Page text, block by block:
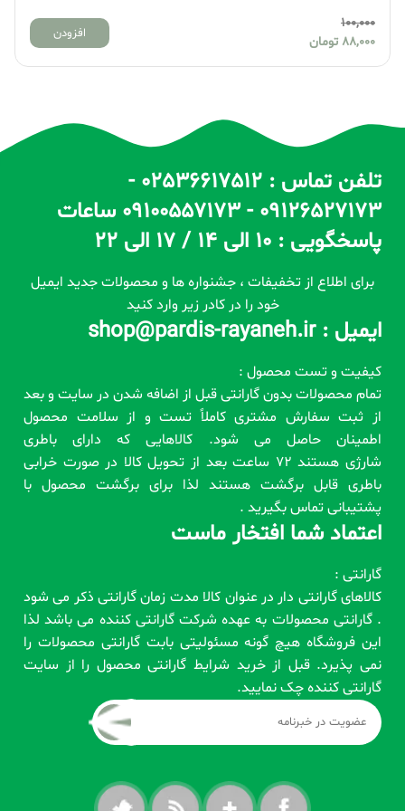
100,000
88,000 تومان
افزودن
تلفن تماس : 02536617512 -
09126527173 - 09100557173 ساعات
پاسخگویی : 10 الی 14 / 17 الی 22
برای اطلاع از تخفیفات ، جشنواره ها و محصولات جدید ایمیل
خود را در کادر زیر وارد کنید
ایمیل : shop@pardis-rayaneh.ir
کیفیت و تست محصول :
تمام محصولات بدون گارانتی قبل از اضافه شدن در سایت و بعد
از ثبت سفارش مشتری کاملاً تست و از سلامت محصول
اطمینان حاصل می شود. کالاهایی که دارای باطری
شارژی هستند 72 ساعت بعد از تحویل کالا در صورت خرابی
باطری قابل برگشت هستند لذا برای برگشت محصول با
پشتیبانی تماس بگیرید .
اعتماد شما افتخار ماست
گارانتی :
کالاهای گارانتی دار در عنوان کالا مدت زمان گارانتی ذکر می شود
. گارانتی محصولات به عهده شرکت گارانتی کننده می باشد لذا
این فروشگاه هیچ گونه مسئولیتی بابت گارانتی محصولات را
نمی پذیرد. قبل از خرید شرایط گارانتی محصول را از سایت
گارانتی کننده چک نمایید.